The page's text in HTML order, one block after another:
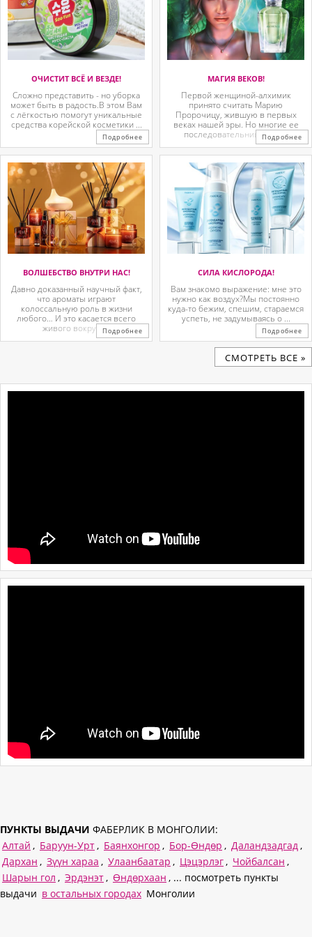
ОЧИСТИТ ВСЁ И ВЕЗДЕ!
Сложно представить - но уборка
может быть в радость.В этом Вам
с лёгкостью помогут уникальные
средства корейской косметики ...
Подробнее
МАГИЯ ВЕКОВ!
Первой женщиной-алхимик
принято считать Марию
Пророчицу, жившую в первых
веках нашей эры. Но многие ее
последовательницы так ...
Подробнее
ВОЛШЕБСТВО ВНУТРИ НАС!
Давно доказанный научный факт,
что ароматы играют
колоссальную роль в жизни
любого… И это касается всего
живого вокруг. ...Подробнее
СИЛА КИСЛОРОДА!
Вам знакомо выражение: мне это
нужно как воздух?Мы постоянно
куда-то бежим, спешим, стараемся
успеть, не задумываясь о ...
Подробнее
CМОТРЕТЬ ВСЕ »
ПУНКТЫ ВЫДАЧИ ФАБЕРЛИК В МОНГОЛИИ:
Алтай , Баруун-Урт , Баянхонгор , Бор-Өндөр , Даландзадгад ,
Дархан , Зүүн хараа , Улаанбаатар , Цэцэрлэг , Чойбалсан ,
Шарын гол , Эрдэнэт , Өндөрхаан , ... посмотреть пункты
выдачи в остальных городах Монголии